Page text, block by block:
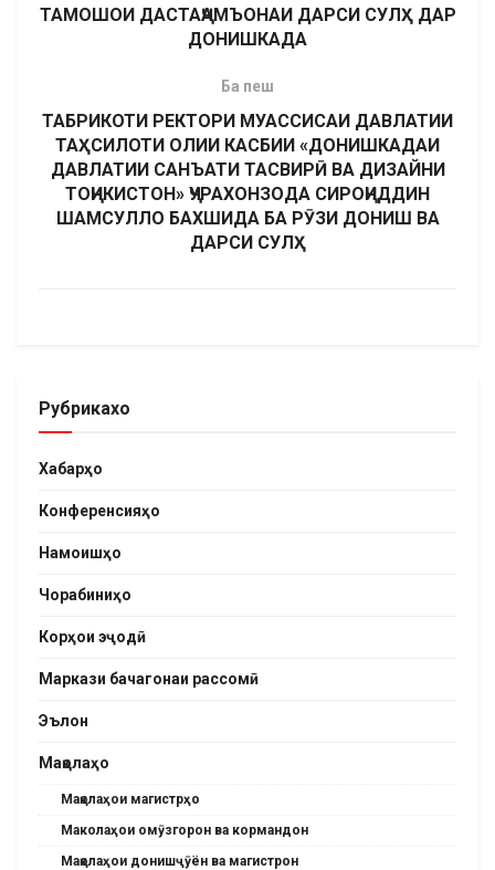
ТАМОШОИ ДАСТАҶАМЪОНАИ ДАРСИ СУЛҲ ДАР
ДОНИШКАДА
Ба пеш
ТАБРИКОТИ РЕКТОРИ МУАССИСАИ ДАВЛАТИИ
ТАҲСИЛОТИ ОЛИИ КАСБИИ «ДОНИШКАДАИ
ДАВЛАТИИ САНЪАТИ ТАСВИРӢ ВА ДИЗАЙНИ
ТОҶИКИСТОН» ҶУРАХОНЗОДА СИРОҶИДДИН
ШАМСУЛЛО БАХШИДА БА РӮЗИ ДОНИШ ВА
ДАРСИ СУЛҲ
Рубрикахо
Хабарҳо
Конференсияҳо
Намоишҳо
Чорабиниҳо
Корҳои эҷодӣ
Маркази бачагонаи рассомӣ
Эълон
Мақолаҳо
Мақолаҳои магистрҳо
Маколаҳои омӯзгорон ва кормандон
Мақолаҳои донишҷӯён ва магистрон